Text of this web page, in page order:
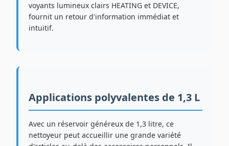
voyants lumineux clairs HEATING et DEVICE,
fournit un retour d'information immédiat et
intuitif.
Applications polyvalentes de 1,3 L
Avec un réservoir généreux de 1,3 litre, ce
nettoyeur peut accueillir une grande variété